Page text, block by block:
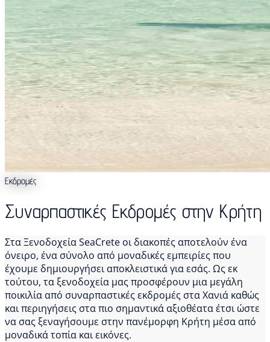
Εκδρομές
Συναρπαστικές Εκδρομές στην Κρήτη
Στα Ξενοδοχεία SeaCrete οι διακοπές αποτελούν ένα
όνειρο, ένα σύνολο από μοναδικές εμπειρίες που
έχουμε δημιουργήσει αποκλειστικά για εσάς. Ως εκ
τούτου, τα ξενοδοχεία μας προσφέρουν μια μεγάλη
ποικιλία από συναρπαστικές εκδρομές στα Χανιά καθώς
και περιηγήσεις στα πιο σημαντικά αξιοθέατα έτσι ώστε
να σας ξεναγήσουμε στην πανέμορφη Κρήτη μέσα από
μοναδικά τοπία και εικόνες.